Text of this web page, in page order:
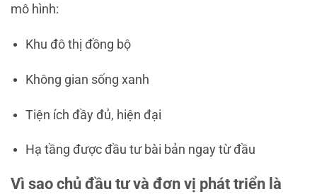
mô hình:
Khu đô thị đồng bộ
Không gian sống xanh
Tiện ích đầy đủ, hiện đại
Hạ tầng được đầu tư bài bản ngay từ đầu
Vì sao chủ đầu tư và đơn vị phát triển là